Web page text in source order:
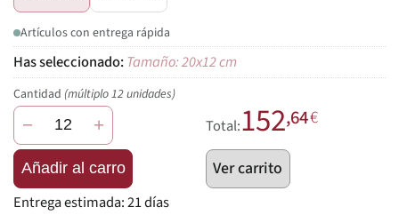
Artículos con entrega rápida
Tamaño: 20x12 cm
Cantidad (múltiplo 12 unidades)
− +
Añadir al carro
Total:152,64€
Ver carrito
Entrega estimada:21 días